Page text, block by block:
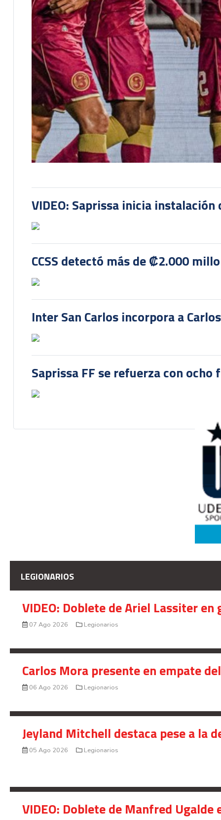
VIDEO: Saprissa inicia
CCSS detectó más de ₡2.000
Inter San Carlos incorpora a
Saprissa FF se refuerza con
LEGIONARIOS
VIDEO: Doblete de Ariel Lassiter
07 Ago 2026 Legionarios
Carlos Mora presente en empate
06 Ago 2026 Legionarios
Jeyland Mitchell destaca pese a la
05 Ago 2026 Legionarios
VIDEO: Doblete de Manfred